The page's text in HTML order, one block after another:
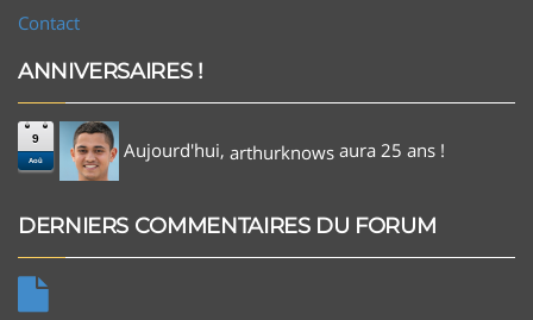
Contact
ANNIVERSAIRES !
9
Aoû Aujourd'hui, arthurknows aura 25 ans !
DERNIERS COMMENTAIRES DU FORUM